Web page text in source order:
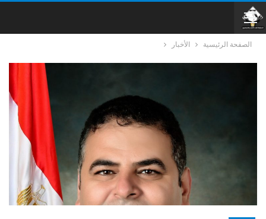
الصفحة الرئيسية الأخبار